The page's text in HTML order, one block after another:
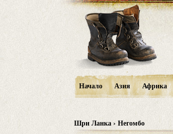
Начало Азия Африка
Шри Ланка › Негомбо